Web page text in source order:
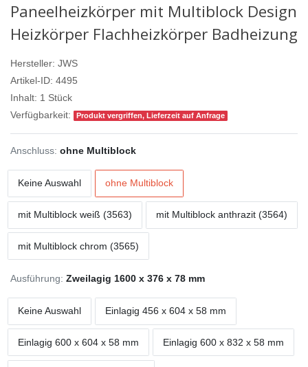
Paneelheizkörper mit Multiblock Design
Heizkörper Flachheizkörper Badheizung
Hersteller: JWS
Artikel-ID: 4495
Inhalt: 1 Stück
Verfügbarkeit:
Produkt vergriffen, Lieferzeit auf Anfrage
Anschluss: ohne Multiblock
Keine Auswahl ohne Multiblock
mit Multiblock weiß (3563) mit Multiblock anthrazit (3564)
mit Multiblock chrom (3565)
Ausführung: Zweilagig 1600 x 376 x 78 mm
Keine Auswahl Einlagig 456 x 604 x 58 mm
Einlagig 600 x 604 x 58 mm Einlagig 600 x 832 x 58 mm